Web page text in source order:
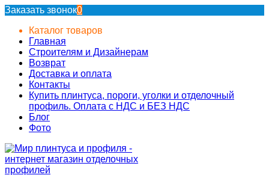
Заказать звонок0
Каталог товаров
Главная
Строителям и Дизайнерам
Возврат
Доставка и оплата
Контакты
Купить плинтуса, пороги, уголки и отделочный
профиль. Оплата с НДС и БЕЗ НДС
Блог
Фото